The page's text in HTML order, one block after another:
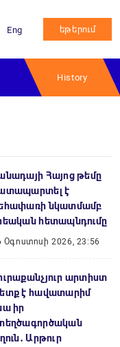
Eng եթերում
History
Հայոց թեմը
է
նկատմամբ
հետապնդումը
Օգոստոսի 2026, 23:56
արտիստ
է հավատարիմ
իր
Արթուր